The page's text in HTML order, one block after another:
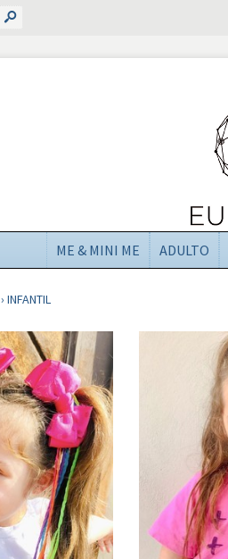
s
ME & MINI ME ADULTO
› INFANTIL